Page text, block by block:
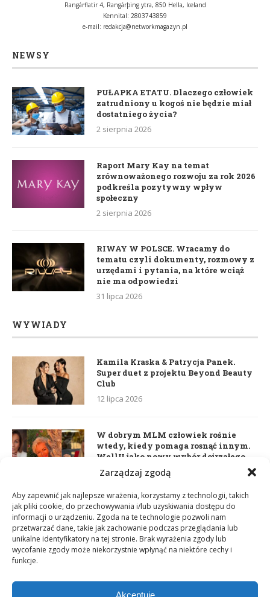
Zarządzaj zgodą
Aby zapewnić jak najlepsze wrażenia, korzystamy z technologii, takich
jak pliki cookie, do przechowywania i/lub uzyskiwania dostępu do
informacji o urządzeniu. Zgoda na te technologie pozwoli nam
przetwarzać dane, takie jak zachowanie podczas przeglądania lub
unikalne identyfikatory na tej stronie. Brak wyrażenia zgody lub
wycofanie zgody może niekorzystnie wpłynąć na niektóre cechy i
funkcje.
Akceptuję
Rangárflatir 4, Rangárþing ytra, 850 Hella, Iceland
Kennital: 2803743859
e-mail: redakcja@networkmagazyn.pl
NEWSY
PUŁAPKA ETATU. Dlaczego człowiek
zatrudniony u kogoś nie będzie miał
dostatniego życia?
2 sierpnia 2026
Raport Mary Kay na temat
zrównoważonego rozwoju za rok 2026
podkreśla pozytywny wpływ
społeczny
2 sierpnia 2026
RIWAY W POLSCE. Wracamy do
tematu czyli dokumenty, rozmowy z
urzędami i pytania, na które wciąż
nie ma odpowiedzi
31 lipca 2026
WYWIADY
Kamila Kraska & Patrycja Panek.
Super duet z projektu Beyond Beauty
Club
12 lipca 2026
W dobrym MLM człowiek rośnie
wtedy, kiedy pomaga rosnąć innym.
WellU jako nowy wybór dojrzałego
lidera
Daria Dudzik. Kocham Cię
17 kwietnia 2026